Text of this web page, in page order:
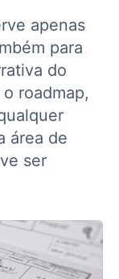
apenas
para
do
roadmap,
área de
ser